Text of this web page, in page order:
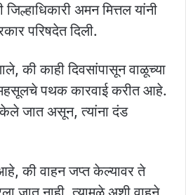
अमन मित्तल यांनी
परिषदेत दिली.
की काही दिवसांपासून वाळूच्या
पथक कारवाई करीत आहे.
केले जात असून, त्यांना दंड
की वाहन जप्त केल्यावर ते